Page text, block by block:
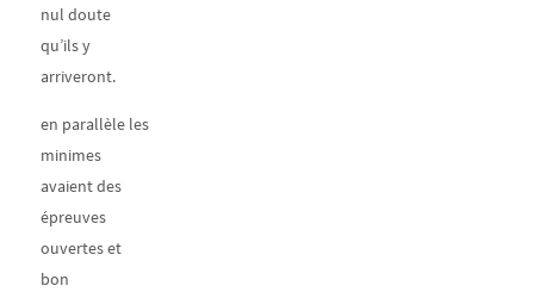
nul doute
qu’ils y
arriveront.
en parallèle les
minimes
avaient des
épreuves
ouvertes et
bon